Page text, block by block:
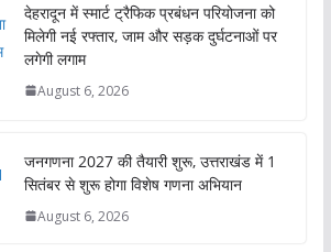
देहरादून में स्मार्ट ट्रैफिक प्रबंधन परियोजना को
मिलेगी नई रफ्तार, जाम और सड़क दुर्घटनाओं पर
लगेगी लगाम
August 6, 2026
जनगणना 2027 की तैयारी शुरू, उत्तराखंड में 1
सितंबर से शुरू होगा विशेष गणना अभियान
August 6, 2026